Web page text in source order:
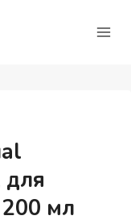
для
мл